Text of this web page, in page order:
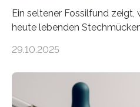
Ein seltener Fossilfund zeigt,
heute lebenden
Forschende die bisher
Region Kachin in Myanmar
ausgezeichnetem Zustand
29.10.2025